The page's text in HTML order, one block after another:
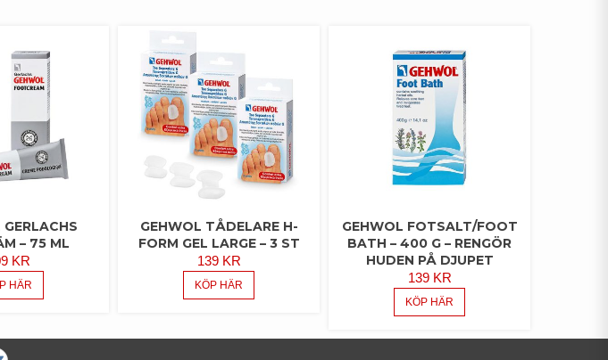
– 75 ML
KR
HÄR
GEHWOL TÅDELARE H-
FORM GEL LARGE – 3 ST
139 KR
KÖP HÄR
GEHWOL FOTSALT/FOOT
BATH – 400 G – RENGÖR
HUDEN PÅ DJUPET
139 KR
KÖP HÄR